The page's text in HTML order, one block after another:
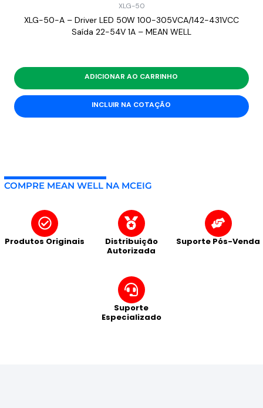
XLG-50
XLG-50-A – Driver LED 50W 100-305VCA/142-431VCC
Saída 22-54V 1A – MEAN WELL
ADICIONAR AO CARRINHO
INCLUIR NA COTAÇÃO
COMPRE MEAN WELL NA MCEIG
Produtos Originais
Distribuição
Autorizada
Suporte Pós-Venda
Suporte
Especializado